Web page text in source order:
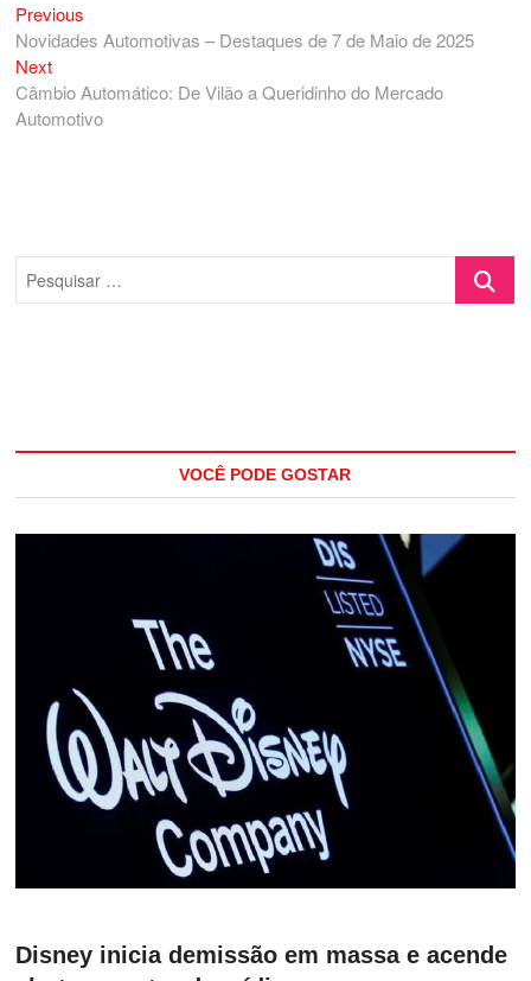
Navegação
de
Post
Previous
post:
Novidades Automotivas – Destaques de 7 de Maio de 2025
NextNext
post:
Câmbio Automático: De Vilão a Queridinho do Mercado
Automotivo
VOCÊ PODE GOSTAR
Disney inicia demissão em massa e acende